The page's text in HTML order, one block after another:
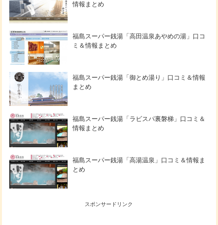
情報まとめ
福島スーパー銭湯「高田温泉あやめの湯」口コ
ミ＆情報まとめ
福島スーパー銭湯「御とめ湯り」口コミ＆情報
まとめ
福島スーパー銭湯「ラビスパ裏磐梯」口コミ＆
情報まとめ
福島スーパー銭湯「高湯温泉」口コミ＆情報ま
とめ
スポンサードリンク